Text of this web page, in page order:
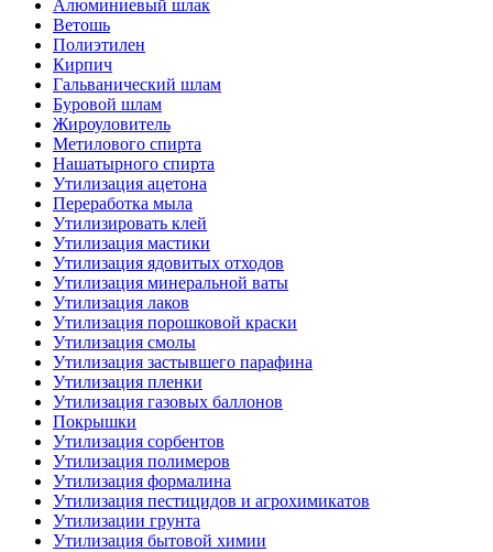
Алюминиевый шлак
Ветошь
Полиэтилен
Кирпич
Гальванический шлам
Буровой шлам
Жироуловитель
Метилового спирта
Нашатырного спирта
Утилизация ацетона
Переработка мыла
Утилизировать клей
Утилизация мастики
Утилизация ядовитых отходов
Утилизация минеральной ваты
Утилизация лаков
Утилизация порошковой краски
Утилизация смолы
Утилизация застывшего парафина
Утилизация пленки
Утилизация газовых баллонов
Покрышки
Утилизация сорбентов
Утилизация полимеров
Утилизация формалина
Утилизация пестицидов и агрохимикатов
Утилизации грунта
Утилизация бытовой химии